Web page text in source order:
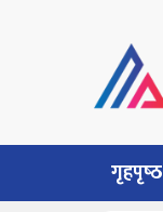
गृहपृष्‍ठ